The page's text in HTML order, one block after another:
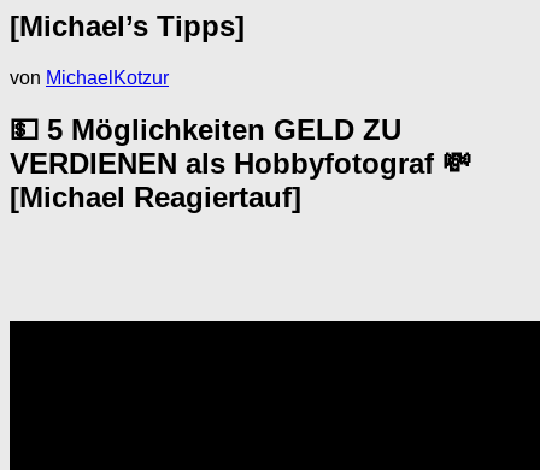
[Michael’s Tipps]
von MichaelKotzur
💵 5 Möglichkeiten GELD ZU
VERDIENEN als Hobbyfotograf 💸
[Michael Reagiertauf]